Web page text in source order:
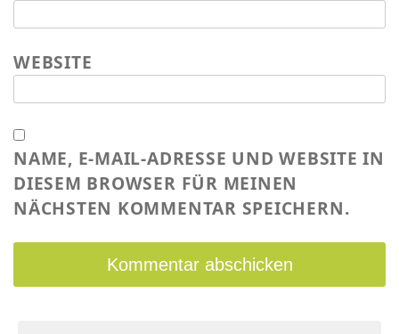
WEBSITE
NAME, E-MAIL-ADRESSE UND WEBSITE IN
DIESEM BROWSER FÜR MEINEN
NÄCHSTEN KOMMENTAR SPEICHERN.